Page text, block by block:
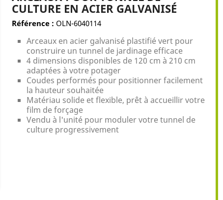
CULTURE EN ACIER GALVANISÉ
Référence : OLN-6040114
Arceaux en acier galvanisé plastifié vert pour
construire un tunnel de jardinage efficace
4 dimensions disponibles de 120 cm à 210 cm
adaptées à votre potager
Coudes performés pour positionner facilement
la hauteur souhaitée
Matériau solide et flexible, prêt à accueillir votre
film de forçage
Vendu à l'unité pour moduler votre tunnel de
culture progressivement